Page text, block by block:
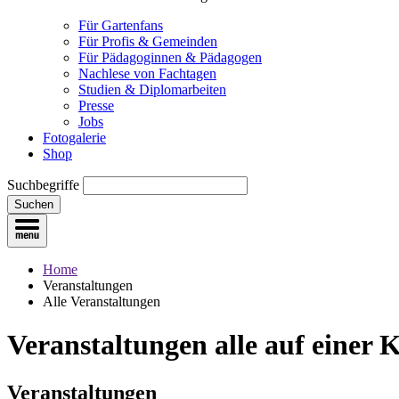
Für Gartenfans
Für Profis & Gemeinden
Für Pädagoginnen & Pädagogen
Nachlese von Fachtagen
Studien & Diplomarbeiten
Presse
Jobs
Fotogalerie
Shop
Suchbegriffe
Suchen
Home
Veranstaltungen
Alle Veranstaltungen
Veranstaltungen alle auf einer
Veranstaltungen